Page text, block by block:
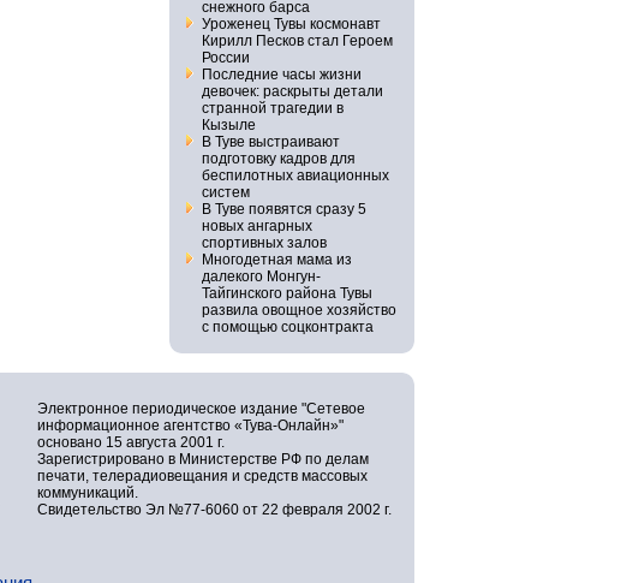
снежного барса
Уроженец Тувы космонавт
Кирилл Песков стал Героем
России
Последние часы жизни
девочек: раскрыты детали
странной трагедии в
Кызыле
В Туве выстраивают
подготовку кадров для
беспилотных авиационных
систем
В Туве появятся сразу 5
новых ангарных
спортивных залов
Многодетная мама из
далекого Монгун-
Тайгинского района Тувы
развила овощное хозяйство
с помощью соцконтракта
Электронное периодическое издание "Сетевое
информационное агентство «Тува-Онлайн»"
основано 15 августа 2001 г.
Зарегистрировано в Министерстве РФ по делам
печати, телерадиовещания и средств массовых
коммуникаций.
Свидетельство Эл №77-6060 от 22 февраля 2002 г.